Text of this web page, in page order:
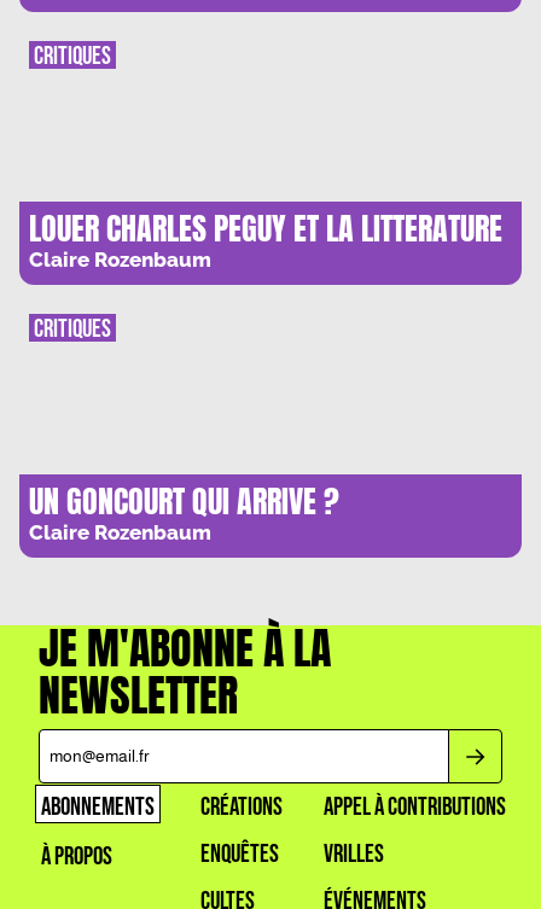
LOUER CHARLES PEGUY ET LA LITTERATURE
Claire Rozenbaum
CRITIQUES
UN GONCOURT QUI ARRIVE ?
Claire Rozenbaum
CRITIQUES
JE M'ABONNE À LA
NEWSLETTER
ABONNEMENTS
À PROPOS
CRÉATIONS
ENQUÊTES
CULTES
APPEL À CONTRIBUTIONS
VRILLES
ÉVÉNEMENTS